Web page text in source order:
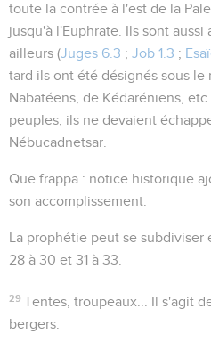
toute la contrée à l'est de la
jusqu'à l'Euphrate. Ils sont aussi
ailleurs (Juges 6.3 ; Job 1.3 ;
tard ils ont été désignés sous le
Nabatéens, de Kédaréniens,
peuples, ils ne devaient
Nébucadnetsar.
Que frappa : notice historique
son accomplissement.
La prophétie peut se subdiviser
28 à 30 et 31 à 33.
29 Tentes, troupeaux...
Il s'agit
bergers.